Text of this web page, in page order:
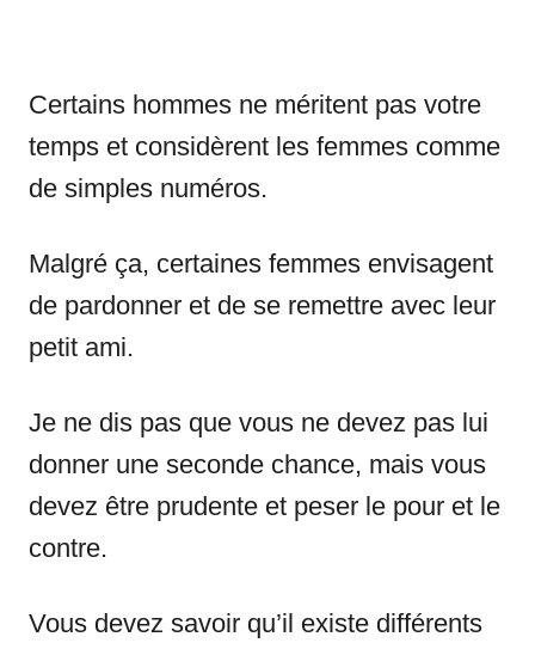
Certains hommes ne méritent pas votre
temps et considèrent les femmes comme
de simples numéros.
Malgré ça, certaines femmes envisagent
de pardonner et de se remettre avec leur
petit ami.
Je ne dis pas que vous ne devez pas lui
donner une seconde chance, mais vous
devez être prudente et peser le pour et le
contre.
Vous devez savoir qu’il existe différents